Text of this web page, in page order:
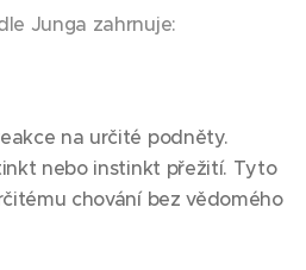
Junga zahrnuje:
na určité podněty.
nebo instinkt přežití. Tyto
chování bez vědomého